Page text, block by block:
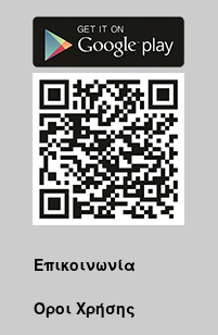
Επικοινωνία
Όροι Χρήσης